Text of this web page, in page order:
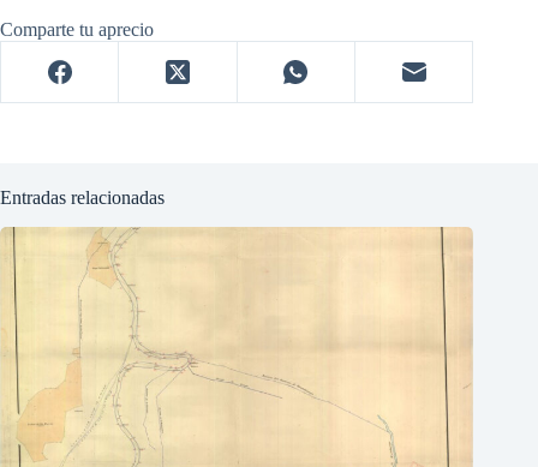
Comparte tu aprecio
Entradas relacionadas